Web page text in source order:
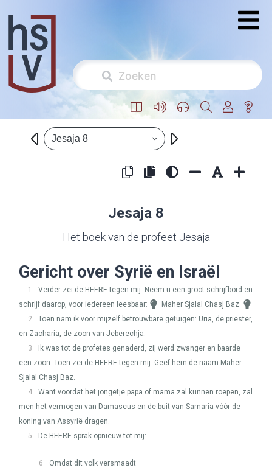
Jesaja 8
Jesaja 8
Het boek van de profeet Jesaja
Gericht over Syrië en Israël
1 Verder zei de HEEREtegen mij: Neem u een groot schrijfbord en
schrijf daarop, voor iedereen leesbaar:
Maher Sjalal Chasj Baz.
2
Toen nam ik voor mijzelf betrouwbare getuigen: Uria, de priester,
en Zacharia, de zoon van Jeberechja.
3
Ik was tot de profetes genaderd, zij werd zwanger en baarde
een zoon. Toen zei de HEEREtegen mij: Geef hem de naam Maher
Sjalal Chasj Baz.
4
Want voordat het jongetje papa of mama zal kunnen roepen, zal
men het vermogen van Damascus en de buit van Samaria vóór de
koning van Assyrië dragen.
5
De HEERE sprak opnieuw tot mij:
6
Omdat dit volk versmaadt